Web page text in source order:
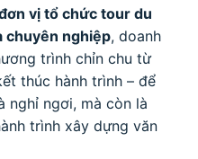
vị tổ chức tour du
chuyên nghiệp, doanh
trình chỉn chu từ
thúc hành trình – để
nghỉ ngơi, mà còn là
trình xây dựng văn